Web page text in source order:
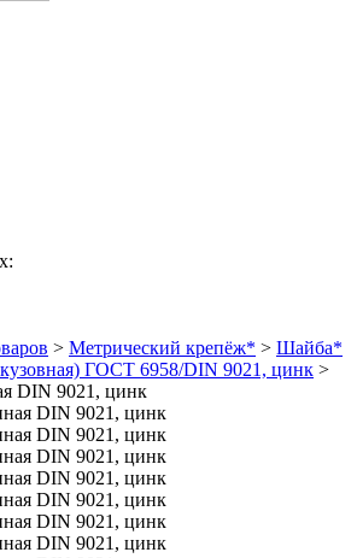
> Метрический крепёж* > Шайба*
ГОСТ 6958/DIN 9021, цинк >
DIN 9021, цинк